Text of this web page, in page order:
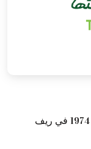
شركة الأحلام للمنتجات الغذائية تأسست عام 1974 في ريف